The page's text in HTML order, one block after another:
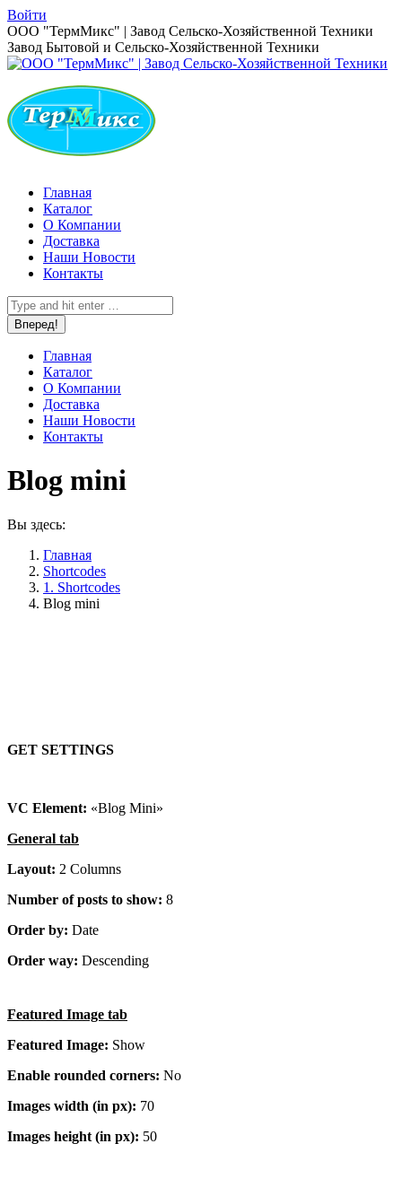
Перейти
к
содержанию
Войти
Страница
Вконтакте
открывается
новом
окне
ООО "ТермМикс" | Завод Сельско-Хозяйственной Техники
Завод Бытовой и Сельско-Хозяйственной Техники
Главная
Каталог
О Компании
Доставка
Наши Новости
Контакты
Поиск:
Главная
Каталог
О Компании
Доставка
Наши Новости
Контакты
Blog mini
Вы здесь:
Главная
Shortcodes
1. Shortcodes
Blog mini
GET SETTINGS
VC Element: «Blog Mini»
General tab
Layout: 2 Columns
Number of posts to show: 8
Order by: Date
Order way: Descending
Featured Image tab
Featured Image: Show
Enable rounded corners: No
Images width (in px): 70
Images height (in px): 50